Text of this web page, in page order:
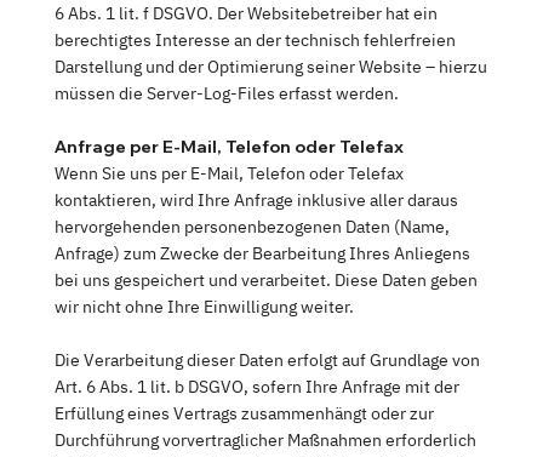
6 Abs. 1 lit. f DSGVO. Der Websitebetreiber hat ein
berechtigtes Interesse an der technisch fehlerfreien
Darstellung und der Optimierung seiner Website – hierzu
müssen die Server-Log-Files erfasst werden.
Anfrage per E-Mail, Telefon oder Telefax
Wenn Sie uns per E-Mail, Telefon oder Telefax
kontaktieren, wird Ihre Anfrage inklusive aller daraus
hervorgehenden personenbezogenen Daten (Name,
Anfrage) zum Zwecke der Bearbeitung Ihres Anliegens
bei uns gespeichert und verarbeitet. Diese Daten geben
wir nicht ohne Ihre Einwilligung weiter.
Die Verarbeitung dieser Daten erfolgt auf Grundlage von
Art. 6 Abs. 1 lit. b DSGVO, sofern Ihre Anfrage mit der
Erfüllung eines Vertrags zusammenhängt oder zur
Durchführung vorvertraglicher Maßnahmen erforderlich